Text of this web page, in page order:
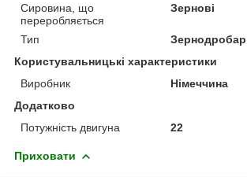
Сировина, що
переробляється
Зернові
Тип
Користувальницькі характеристики
Виробник
Німеччина
Додатково
Потужність двигуна
22
Приховати